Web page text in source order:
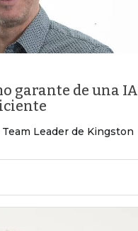
garante de una IA
Leader de Kingston